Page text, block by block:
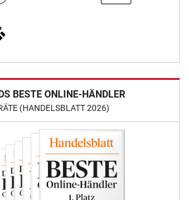
BESTE ONLINE-HÄNDLER
(HANDELSBLATT 2026)